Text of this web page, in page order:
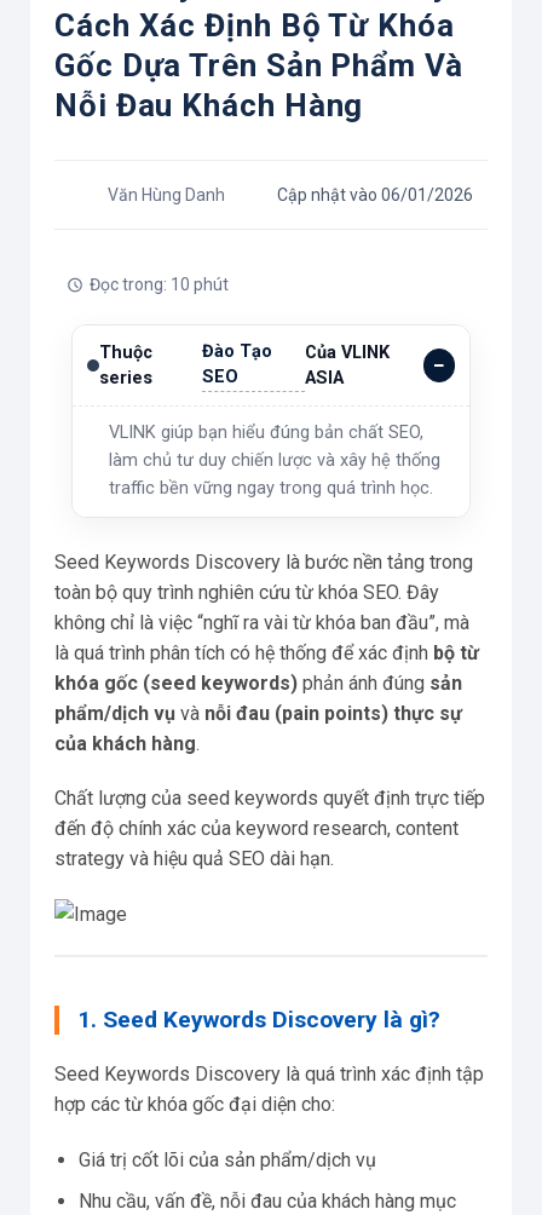
Cách Xác Định Bộ Từ Khóa
Gốc Dựa Trên Sản Phẩm Và
Nỗi Đau Khách Hàng
Văn Hùng Danh Cập nhật vào 06/01/2026
Đọc trong: 10 phút
Thuộc
series
Đào Tạo
SEO
Của VLINK
ASIA
VLINK giúp bạn hiểu đúng bản chất SEO,
làm chủ tư duy chiến lược và xây hệ thống
traffic bền vững ngay trong quá trình học.
Seed Keywords Discovery là bước nền tảng trong
toàn bộ quy trình nghiên cứu từ khóa SEO. Đây
không chỉ là việc “nghĩ ra vài từ khóa ban đầu”, mà
là quá trình phân tích có hệ thống để xác định bộ từ
khóa gốc (seed keywords) phản ánh đúng sản
phẩm/dịch vụ và nỗi đau (pain points) thực sự
của khách hàng.
Chất lượng của seed keywords quyết định trực tiếp
đến độ chính xác của keyword research, content
strategy và hiệu quả SEO dài hạn.
1. Seed Keywords Discovery là gì?
Seed Keywords Discovery là quá trình xác định tập
hợp các từ khóa gốc đại diện cho:
Giá trị cốt lõi của sản phẩm/dịch vụ
Nhu cầu, vấn đề, nỗi đau của khách hàng mục